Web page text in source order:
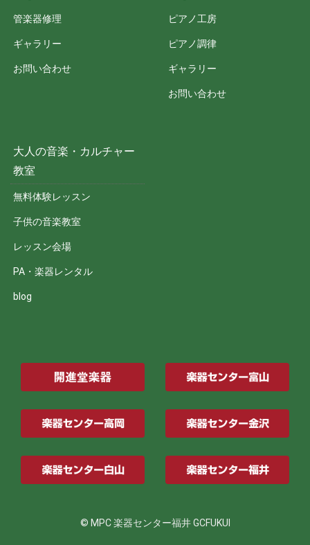
管楽器修理
ギャラリー
お問い合わせ
ピアノ工房
ピアノ調律
ギャラリー
お問い合わせ
大人の音楽・カルチャー
教室
無料体験レッスン
子供の音楽教室
レッスン会場
PA・楽器レンタル
blog
© MPC 楽器センター福井 GCFUKUI